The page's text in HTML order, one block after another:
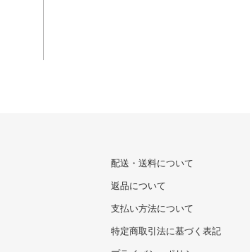
配送・送料について
返品について
支払い方法について
特定商取引法に基づく表記